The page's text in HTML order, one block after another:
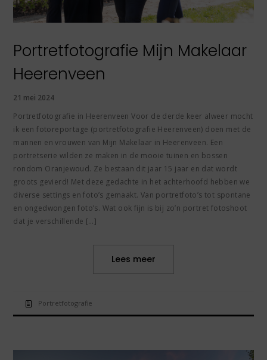
Portretfotografie Mijn Makelaar
Heerenveen
21 mei 2024
Portretfotografie in Heerenveen Voor de derde keer alweer mocht
ik een fotoreportage (portretfotografie Heerenveen) doen met de
mannen en vrouwen van Mijn Makelaar in Heerenveen. Een
portretserie wilden ze maken in de mooie tuinen en bossen
rondom Oranjewoud. Ze bestaan dit jaar 15 jaar en dat wordt
groots gevierd! Met deze gedachte in het achterhoofd hebben we
diverse settings en foto’s gemaakt. Van portretfoto’s tot spontane
en ongedwongen foto’s. Wat ook fijn is bij zo’n portret fotoshoot
dat je verschillende […]
Lees meer
Portretfotografie